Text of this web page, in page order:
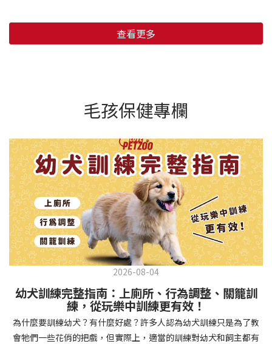
查看更多
毛孩保健專欄
2026-08-04
幼犬訓練完整指南：上廁所、行為調整、關籠訓
練，從玩樂中訓練更有效！
為什麼要訓練幼犬？有什麼好處？許多人認為幼犬訓練只是為了教
會牠們一些花俏的把戲，但實際上，適當的訓練對幼犬和飼主都有